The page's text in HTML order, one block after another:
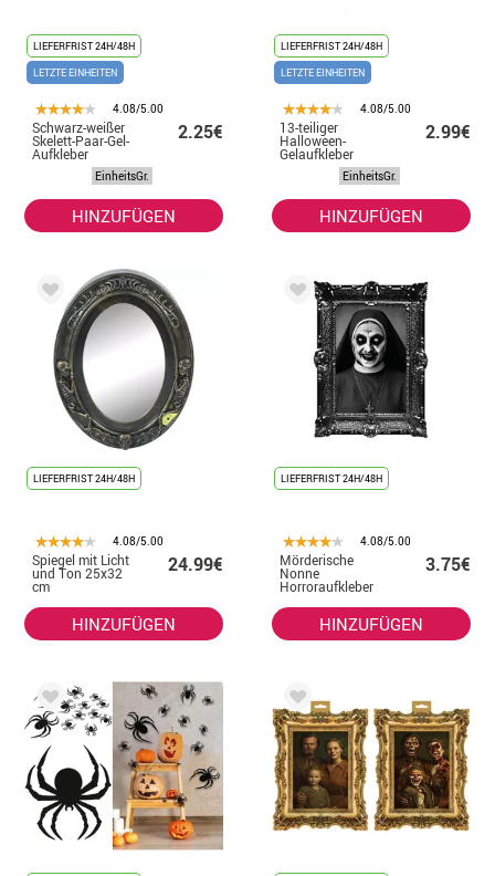
LIEFERFRIST 24H/48H
LETZTE EINHEITEN
4.08/5.00
Schwarz-weißer
Skelett-Paar-Gel-
Aufkleber
2.25€
EinheitsGr.
HINZUFÜGEN
LIEFERFRIST 24H/48H
LETZTE EINHEITEN
4.08/5.00
13-teiliger
Halloween-
Gelaufkleber
2.99€
EinheitsGr.
HINZUFÜGEN
LIEFERFRIST 24H/48H
4.08/5.00
Spiegel mit Licht
und Ton 25x32
cm
24.99€
HINZUFÜGEN
LIEFERFRIST 24H/48H
4.08/5.00
Mörderische
Nonne
Horroraufkleber
3.75€
HINZUFÜGEN